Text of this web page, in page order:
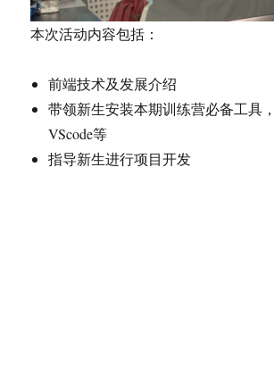
本次活动内容包括：
前端技术及发展介绍
带领新生安装本期训练营必备工具，
VScode等
指导新生进行项目开发